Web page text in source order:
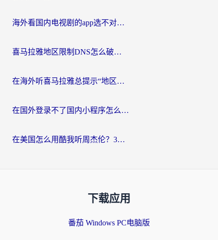
海外看国内电视剧的app选不对？这份回国加速器避坑指南帮你流畅追剧
喜马拉雅地区限制DNS怎么破？海外党听国内音乐听书的终极解决方案
在海外听喜马拉雅总提示“地区限制”？3步轻松解除+听国内音乐全攻略
在国外登录不了国内小程序怎么办？选对回国加速器，轻松解锁国内资源
在美国怎么用酷我听周杰伦？3步搞定海外听歌难题
下载应用
番茄 Windows PC电脑版